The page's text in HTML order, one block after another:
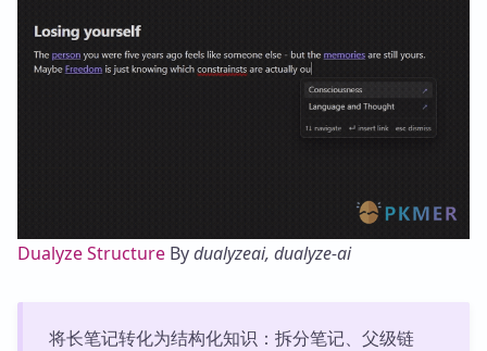
Dualyze Structure Bydualyzeai, dualyze-ai
将长笔记转化为结构化知识：拆分笔记、父级链